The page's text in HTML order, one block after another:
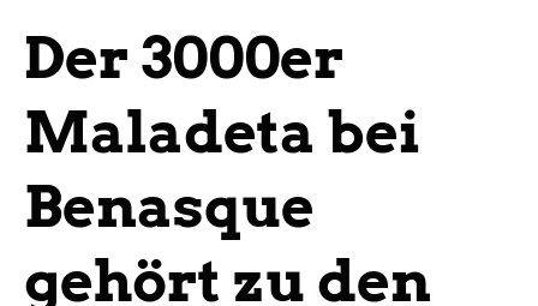
Der 3000er
Maladeta bei
Benasque
gehört zu den